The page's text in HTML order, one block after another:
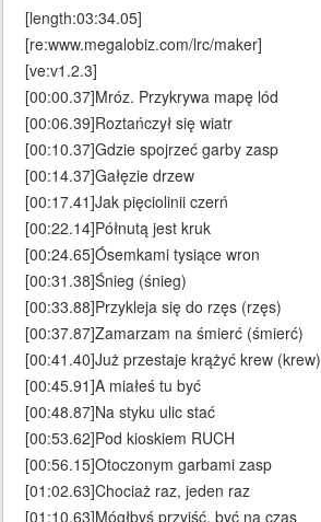
[length:03:34.05]
[re:www.megalobiz.com/lrc/maker]
[ve:v1.2.3]
[00:00.37]Mróz. Przykrywa mapę lód
[00:06.39]Roztańczył się wiatr
[00:10.37]Gdzie spojrzeć garby zasp
[00:14.37]Gałęzie drzew
[00:17.41]Jak pięciolinii czerń
[00:22.14]Półnutą jest kruk
[00:24.65]Ósemkami tysiące wron
[00:31.38]Śnieg (śnieg)
[00:33.88]Przykleja się do rzęs (rzęs)
[00:37.87]Zamarzam na śmierć (śmierć)
[00:41.40]Już przestaje krążyć krew (krew)
[00:45.91]A miałeś tu być
[00:48.87]Na styku ulic stać
[00:53.62]Pod kioskiem RUCH
[00:56.15]Otoczonym garbami zasp
[01:02.63]Chociaż raz, jeden raz
[01:10.63]Mógłbyś przyjść, być na czas